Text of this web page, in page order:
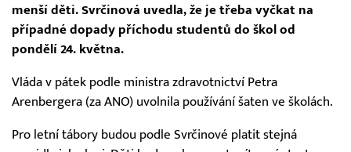
menší děti. Svrčinová uvedla, že je třeba vyčkat na
případné dopady příchodu studentů do škol od
pondělí 24. května.
Vláda v pátek podle ministra zdravotnictví Petra
Arenbergera (za ANO) uvolnila používání šaten ve školách.
Pro letní tábory budou podle Svrčinové platit stejná